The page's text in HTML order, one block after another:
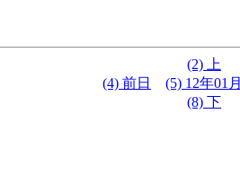
(2) 上
(4) 前日
(5) 12年01月
(8) 下